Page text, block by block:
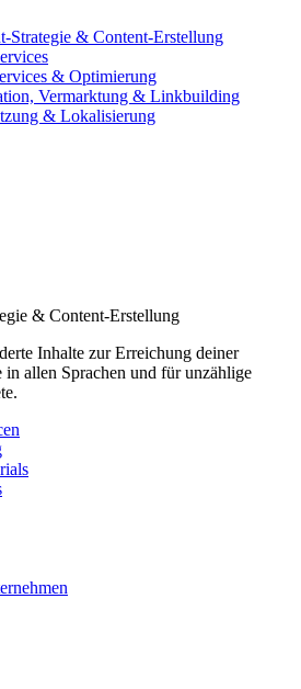
Strategie & Content-Erstellung
& Optimierung
Vermarktung & Linkbuilding
& Lokalisierung
& Content-Erstellung
Inhalte zur Erreichung deiner
in allen Sprachen und für unzählige